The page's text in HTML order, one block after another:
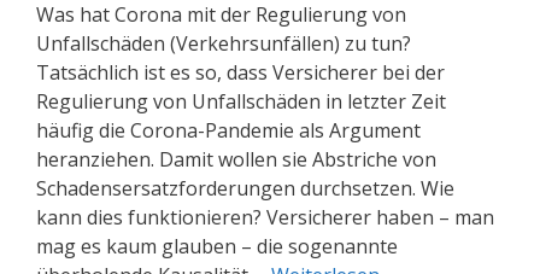
Was hat Corona mit der Regulierung von
Unfallschäden (Verkehrsunfällen) zu tun?
Tatsächlich ist es so, dass Versicherer bei der
Regulierung von Unfallschäden in letzter Zeit
häufig die Corona-Pandemie als Argument
heranziehen. Damit wollen sie Abstriche von
Schadensersatzforderungen durchsetzen. Wie
kann dies funktionieren? Versicherer haben – man
mag es kaum glauben – die sogenannte